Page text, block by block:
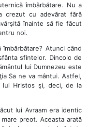
îmbărbătare. Nu a
crezut cu adevărat fără
înainte să fie făcut
noi.
Atunci când
sfintelor. Dincolo de
lui Dumnezeu este
Sa ne va mântui. Astfel,
lui Hristos şi, deci, de la
lui Avraam era identic
preot. Aceasta arată